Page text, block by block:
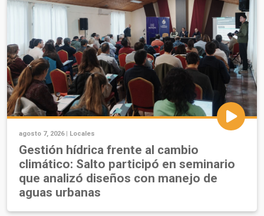
agosto 7, 2026 | Locales
Gestión hídrica frente al cambio
climático: Salto participó en seminario
que analizó diseños con manejo de
aguas urbanas